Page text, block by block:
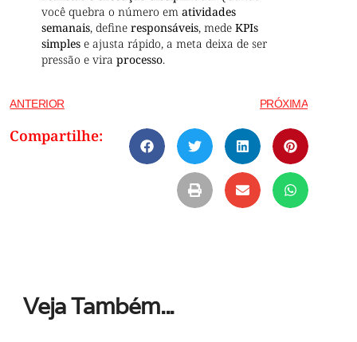
você quebra o número ematividades
semanais, defineresponsáveis, medeKPIs
simples e ajusta rápido, a meta deixa de ser
pressão e viraprocesso.
ANTERIOR PRÓXIMA
Compartilhe:
Veja Também...